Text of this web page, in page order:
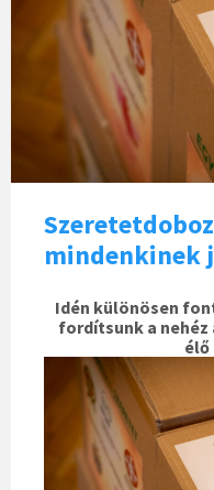
mindenkinek
Idén különösen
fordítsunk a
élő